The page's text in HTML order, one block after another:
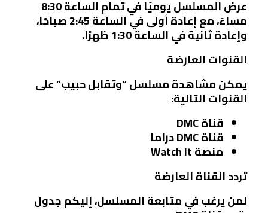
عرض المسلسل يوميًا في تمام الساعة 8:30
مساءً، مع إعادة أولى في الساعة 2:45 صباحًا،
وإعادة ثانية في الساعة 1:30 ظهرًا.
القنوات العارضة
يمكن مشاهدة مسلسل “وتقابل حبيب” على
القنوات التالية:
قناة DMC
قناة DMC دراما
منصة Watch It
تردد القناة العارضة
لمن يرغب في متابعة المسلسل، إليكم جدول